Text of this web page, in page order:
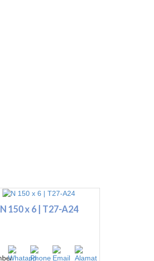
N 150 x 6 | T27-A24